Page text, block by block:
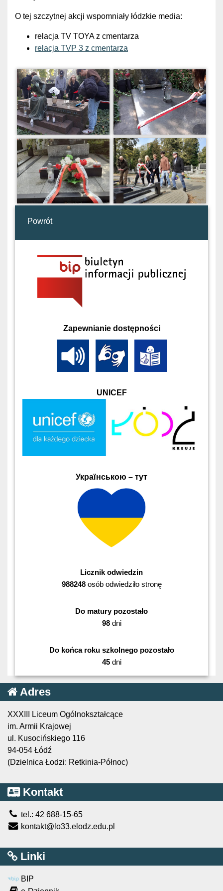
O tej szczytnej akcji wspomniały łódzkie media:
relacja TV TOYA z cmentarza
relacja TVP 3 z cmentarza
Powrót
Zapewnianie dostępności
UNICEF
Українською – тут
Licznik odwiedzin
988248osób odwiedziło stronę
Do matury pozostało
98dni
Do końca roku szkolnego pozostało
45dni
Adres
XXXIII Liceum Ogólnokształcące
im. Armii Krajowej
ul. Kusocińskiego 116
94-054 Łódź
(Dzielnica Łodzi: Retkinia-Północ)
Kontakt
tel.: 42 688-15-65
kontakt@lo33.elodz.edu.pl
Linki
BIP